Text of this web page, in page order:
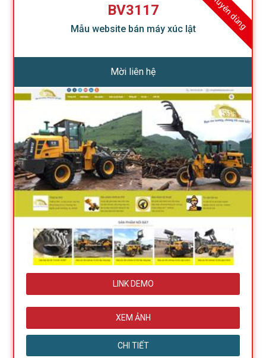
Khuyên dùng
BV3117
Mẫu website bán máy xúc lật
Mời liên hệ
LINK DEMO
XEM ẢNH
CHI TIẾT